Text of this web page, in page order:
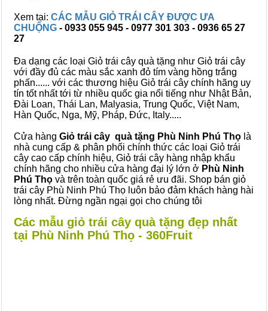
Xem tại: CÁC MẪU GIỎ TRÁI CÂY ĐƯỢC ƯA
CHUỘNG - 0933 055 945 - 0977 301 303 - 0936 65 27
27
Đa dạng các loại Giỏ trái cây quà tặng như Giỏ trái cây
với đầy đủ các màu sắc xanh đỏ tím vàng hồng trắng
phấn...... với các thương hiệu Giỏ trái cây chính hãng uy
tín tốt nhất tới từ nhiều quốc gia nổi tiếng như Nhật Bản,
Đài Loan, Thái Lan, Malyasia, Trung Quốc, Việt Nam,
Hàn Quốc, Nga, Mỹ, Pháp, Đức, Italy.....
Cửa hàng Giỏ trái cây quà tặng Phù Ninh Phú Thọ là
nhà cung cấp & phân phối chính thức các loại Giỏ trái
cây cao cấp chính hiệu, Giỏ trái cây hàng nhập khẩu
chính hãng cho nhiều cửa hàng đại lý lớn ở Phù Ninh
Phú Thọ và trên toàn quốc giá rẻ ưu đãi. Shop bán giỏ
trái cây Phù Ninh Phú Thọ luôn bảo đảm khách hàng hài
lòng nhất. Đừng ngần ngại gọi cho chúng tôi
Các mẫu giỏ trái cây quà tặng đẹp nhất
tại Phù Ninh Phú Thọ - 360Fruit